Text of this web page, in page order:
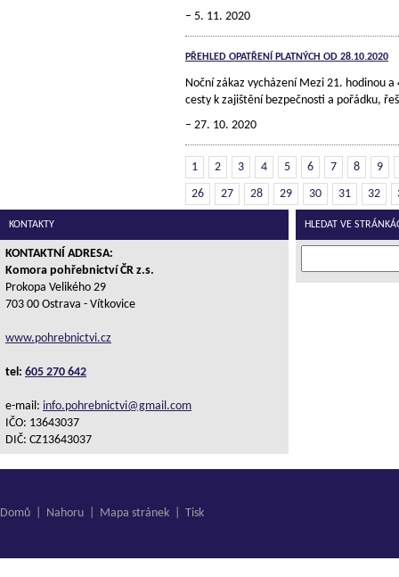
5. 11. 2020
PŘEHLED OPATŘENÍ PLATNÝCH OD 28.10.2020
Noční zákaz vycházení Mezi 21. hodinou
cesty k zajištění bezpečnosti a pořádku,
27. 10. 2020
1 2 3 4 5 6 7 8
9
26
27 28 29 30 31 32
KONTAKTY
KONTAKTNÍ ADRESA:
Komora pohřebnictví ČR z.s.
Prokopa Velikého 29
703 00 Ostrava - Vítkovice
www.pohrebnictvi.cz
tel: 605 270 642
e-mail: info.pohrebnictvi@gmail.com
IČO: 13643037
DIČ: CZ13643037
HLEDAT VE
Domů Nahoru Mapa stránek Tisk